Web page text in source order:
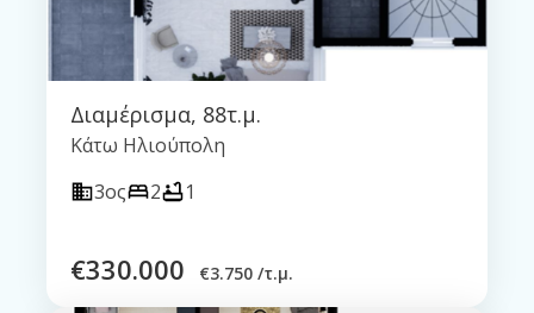
Διαμέρισμα, 88τ.μ.
Κάτω Ηλιούπολη
3ος
2 1
€330.000 €3.750 /τ.μ.